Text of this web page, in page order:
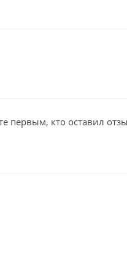
первым, кто оставил